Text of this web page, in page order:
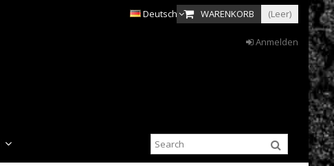
Deutsch WARENKORB (Leer)
Anmelden